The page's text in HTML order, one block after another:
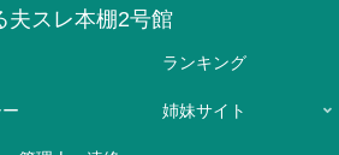
夫スレ本棚2号館
ランキング
姉妹サイト